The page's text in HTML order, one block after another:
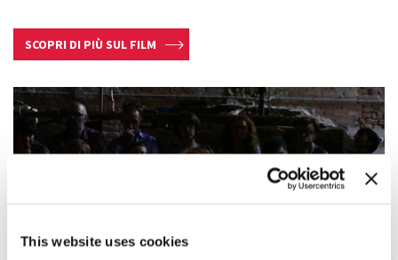
This website uses cookies
SCOPRI DI PIÙ SUL FILM